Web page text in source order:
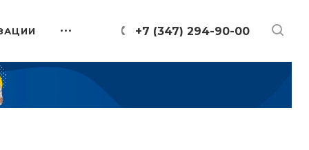
+7 (347) 294-90-00